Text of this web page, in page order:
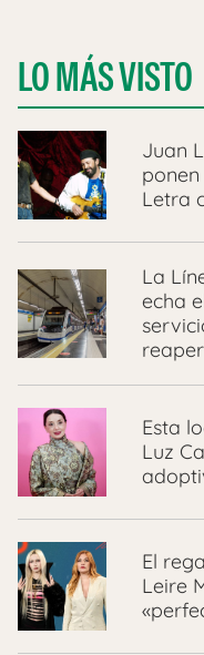
LO MÁS VISTO
Juan
ponen
Letra
La
echa
Esta
Luz
El
Leire